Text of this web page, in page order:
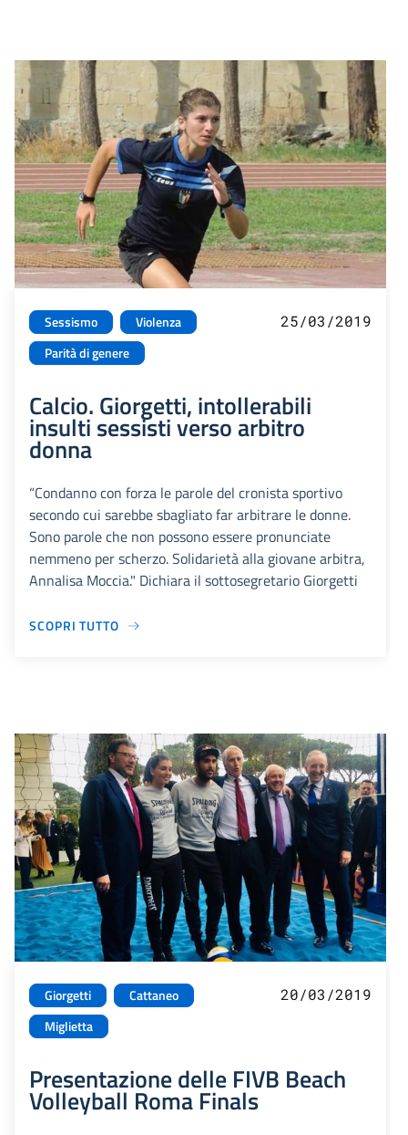
Sessismo
Violenza
Parità di genere
25/03/2019
Calcio. Giorgetti, intollerabili
insulti sessisti verso arbitro
donna
“Condanno con forza le parole del cronista sportivo
secondo cui sarebbe sbagliato far arbitrare le donne.
Sono parole che non possono essere pronunciate
nemmeno per scherzo. Solidarietà alla giovane arbitra,
Annalisa Moccia." Dichiara il sottosegretario Giorgetti
SCOPRI TUTTO
Giorgetti
Cattaneo
Miglietta
20/03/2019
Presentazione delle FIVB Beach
Volleyball Roma Finals